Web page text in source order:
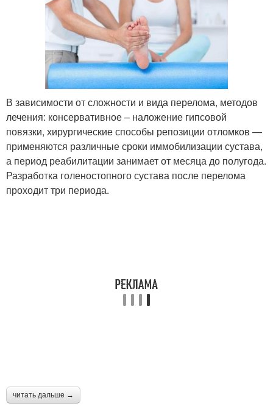
В зависимости от сложности и вида перелома, методов
лечения: консервативное – наложение гипсовой
повязки, хирургические способы репозиции отломков —
применяются различные сроки иммобилизации сустава,
а период реабилитации занимает от месяца до полугода.
Разработка голеностопного сустава после перелома
проходит три периода.
читать дальше →